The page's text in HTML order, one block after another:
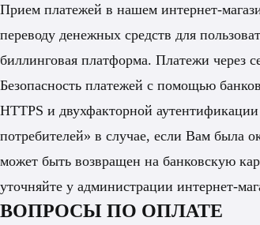
Прием платежей в нашем интернет-
переводу денежных средств для
биллинговая платформа. Платежи через
Безопасность платежей с помощью
HTTPS и двухфакторной
потребителей» в случае, если Вам была
может быть возвращен на банковскую
уточняйте у администрации интернет-
ВОПРОСЫ ПО ОПЛАТЕ